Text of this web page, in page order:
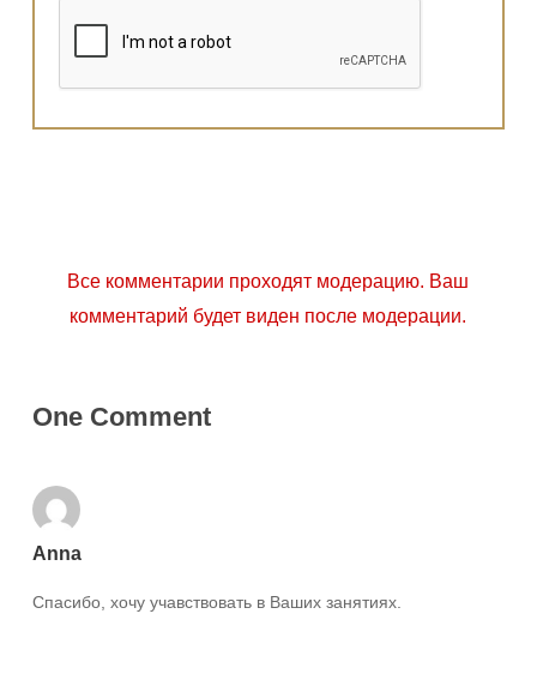
Все комментарии проходят модерацию. Ваш
комментарий будет виден после модерации.
One Comment
Anna
Спасибо, хочу учавствовать в Ваших занятиях.